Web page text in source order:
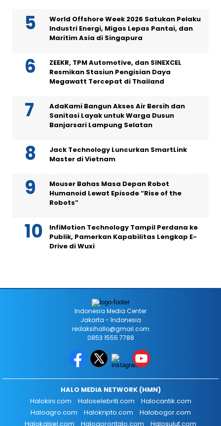
World Offshore Week 2026 Satukan Pelaku
Industri Energi, Migas Lepas Pantai, dan
Maritim Asia di Singapura
ZEEKR, TPM Automotive, dan SINEXCEL
Resmikan Stasiun Pengisian Daya
Megawatt Tercepat di Thailand
AdaKami Bangun Akses Air Bersih dan
Sanitasi Layak untuk Warga Dusun
Banjarsari Lampung Selatan
Jack Technology Luncurkan SmartLink
Master di Vietnam
Mouser Bahas Masa Depan Robot
Humanoid Lewat Episode “Rise of the
Robots”
InfiMotion Technology Tampil Perdana ke
Publik, Pamerkan Kapabilitas Lengkap E-
Drive di Wuxi
Indonesia Media Center
Jakarta - Indonesia
redaksihallo@gmail.com
0853 1555 7788
HALO MEDIA NETWORK (HMN)
Halokini.com
Haloselebriti.com
Halocantik.com
Haloagro.com
Halokripto.com
Halobogor.com
Halokalsel.com
Halogorontalo.com Halosulut.com